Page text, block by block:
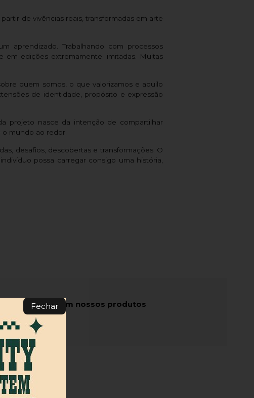
de vivências reais, transformadas em arte
aprendizado. Trabalhando com processos
em edições extremamente limitadas. Muitas
quem somos, o que valorizamos e aquilo
de identidade, propósito e expressão
projeto nasce da intenção de compartilhar
o mundo ao redor.
desafios, descobertas e transformações. O
possa carregar consigo uma história,
recomendam nossos produtos
Fechar